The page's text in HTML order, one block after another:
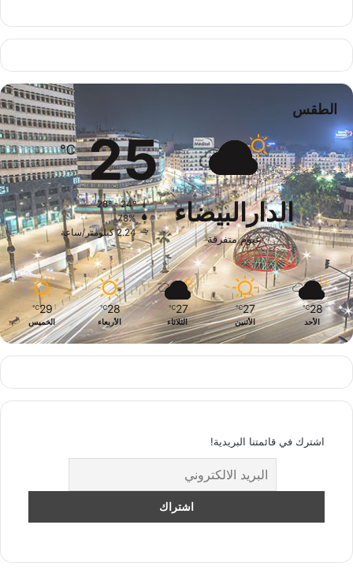
الطقس
الدارالبيضاء
غيوم متفرقة
25
℃
28º - 24º
78%
2.24 كيلومتر/ساعة
28
℃
الأحد
27
℃
الأثنين
27
℃
الثلاثاء
28
℃
الأربعاء
29
℃
الخميس
اشترك في قائمتنا البريدية!